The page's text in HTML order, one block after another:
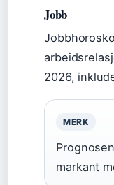
Jobb
2026,
MERK
markant